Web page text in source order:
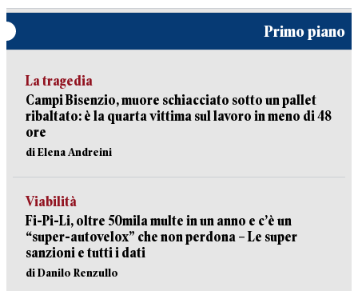
Primo piano
La tragedia
Campi Bisenzio, muore schiacciato sotto un pallet
ribaltato: è la quarta vittima sul lavoro in meno di 48
ore
di Elena Andreini
Viabilità
Fi-Pi-Li, oltre 50mila multe in un anno e c’è un
“super-autovelox” che non perdona – Le super
sanzioni e tutti i dati
di Danilo Renzullo